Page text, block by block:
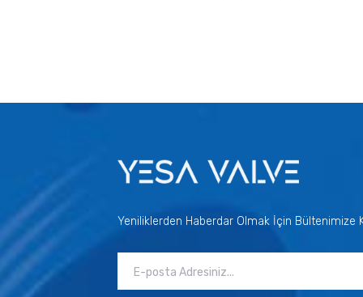
Yeniliklerden Haberdar Olmak İçin Bültenimize